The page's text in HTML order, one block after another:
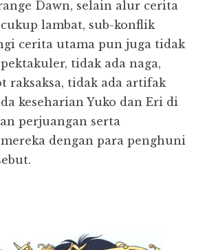
Dawn, selain alur cerita
lambat, sub-konflik
cerita utama pun juga tidak
tidak ada naga,
raksaksa, tidak ada artifak
keseharian Yuko dan Eri di
perjuangan serta
dengan para penghuni